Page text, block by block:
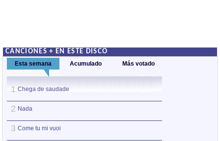
CANCIONES + EN ESTE DISCO
Esta semana Acumulado Más votado
1 Chega de saudade
2 Nada
3 Come tu mi vuoi